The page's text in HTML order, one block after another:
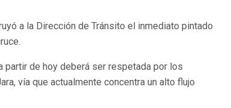
a la Dirección de Tránsito el inmediato pintado
partir de hoy deberá ser respetada por los
vía que actualmente concentra un alto flujo